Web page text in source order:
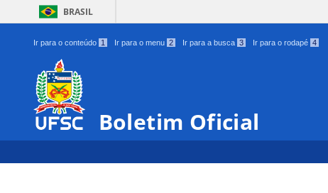
BRASIL
Ir para o conteúdo 1 Ir para o menu 2 Ir para a busca 3 Ir para o rodapé 4
Boletim Oficial